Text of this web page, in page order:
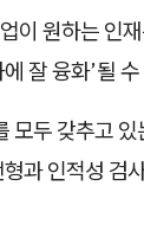
이 원하는 인
잘 융화’될
모두 갖추고
과 인적성 검